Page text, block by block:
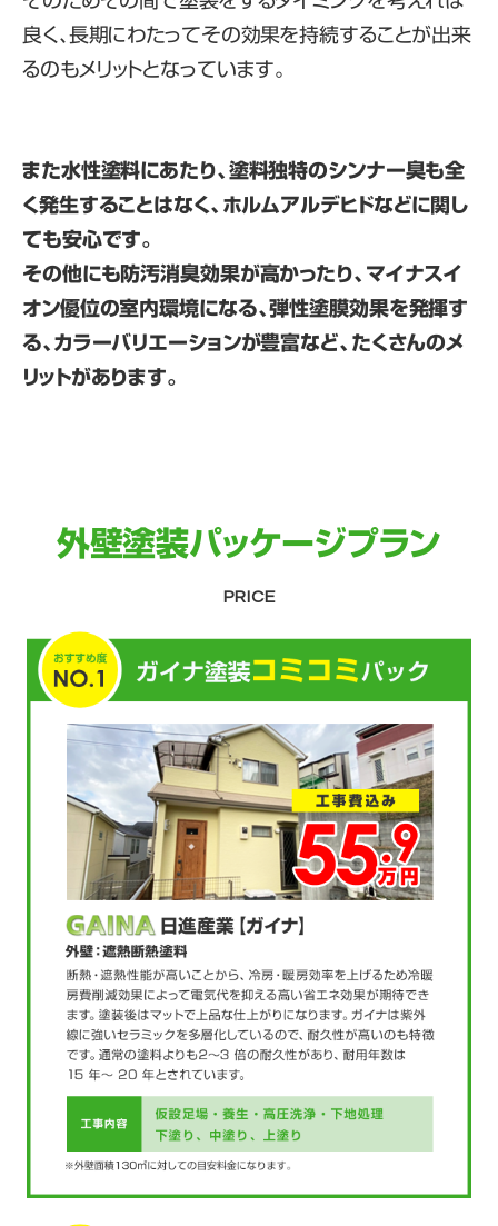
良く、長期にわたってその効果を持続することが出来
るのもメリットとなっています。
また水性塗料にあたり、塗料独特のシンナー臭も全
く発生することはなく、ホルムアルデヒドなどに関し
ても安心です。
その他にも防汚消臭効果が高かったり、マイナスイ
オン優位の室内環境になる、弾性塗膜効果を発揮す
る、カラーバリエーションが豊富など、たくさんのメ
リットがあります。
外壁塗装パッケージプラン
PRICE